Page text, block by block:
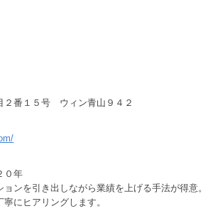
２番１５号 ウィン青山９４２
０年
ンを引き出しながら業績を上げる手法が得意。
にヒアリングします。